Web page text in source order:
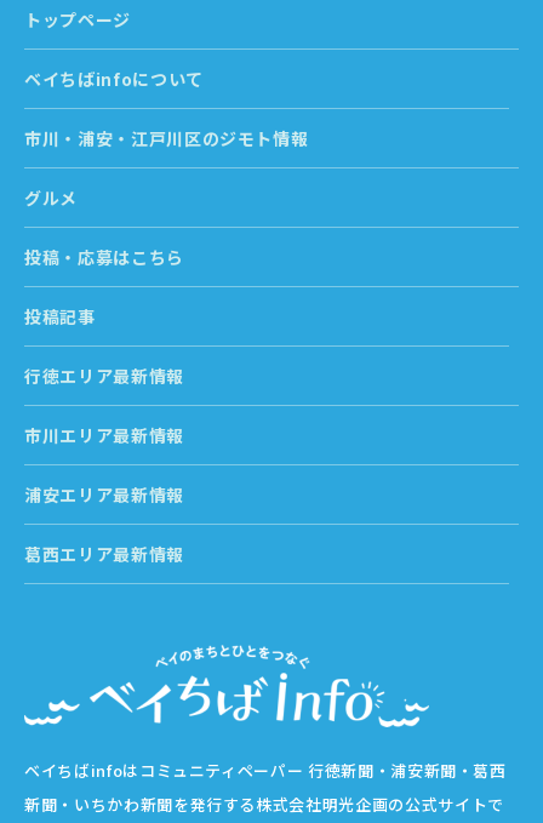
ベイちばinfoはコミュニティペーパー 行徳新聞・浦安新聞・葛西
新聞・いちかわ新聞を発行する株式会社明光企画の公式サイトで
トップページ
ベイちばinfoについて
市川・浦安・江戸川区のジモト情報
グルメ
投稿・応募はこちら
投稿記事
行徳エリア最新情報
市川エリア最新情報
浦安エリア最新情報
葛西エリア最新情報